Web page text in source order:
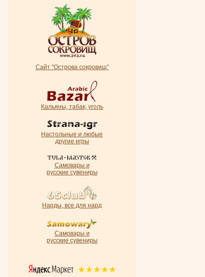
Сайт "Острова сокровищ"
Кальяны, табак, уголь
Настольные и любые
другие игры
Самовары и
русские сувениры
Нарды, все для нард
Самовары и
русские сувениры